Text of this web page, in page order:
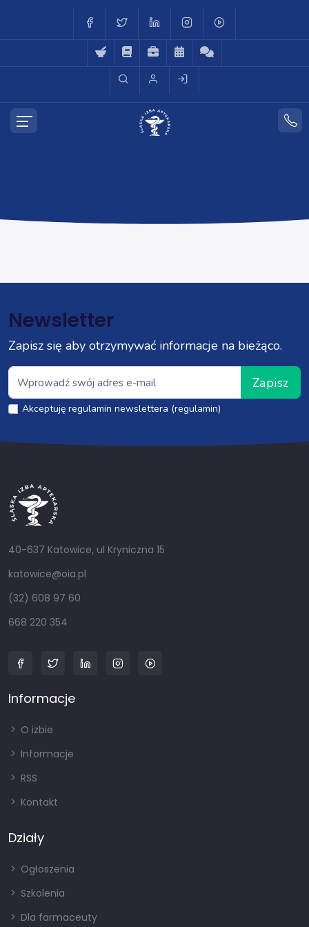
Newsletter
Zapisz się aby otrzymywać informacje na bieżąco.
Zapisz
Akceptuję regulamin newslettera (regulamin)
40-637 Katowice, ul Kryniczna 15
katowice@oia.pl
(32) 608 97 60
668 220 354
Informacje
O izbie
Informacje
RSS
Kontakt
Działy
Ogłoszenia
Szkolenia
Dla farmaceuty